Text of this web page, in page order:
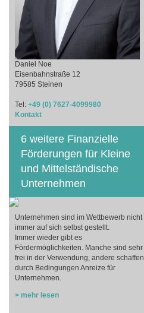
Daniel Noe
Eisenbahnstraße 12
79585 Steinen
Tel: +49 (0) 7627-4099980
Kontakt
6 weitere Finanzielle
Förderungen für Kleine
und Mittelständische
Unternehmen
Unternehmen sind im Wettbewerb nicht
immer auf sich selbst gestellt.
Immer wieder gibt es
Fördermöglichkeiten. Manche sind sehr
frei in der Verwendung, andere schaffen
durch Bedingungen Anreize für
Unternehmen.
> mehr lesen